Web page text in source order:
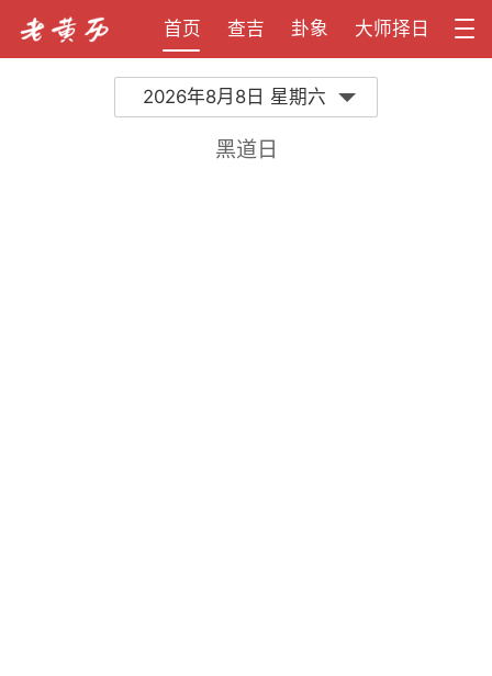
首页 查吉 卦象 大师择日
2026年8月8日 星期六
黑道日